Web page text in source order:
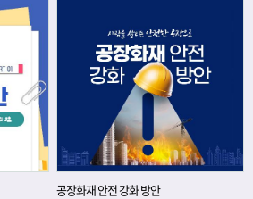
는 전공
속에서
량으
1,800억원 ④ 2,000억원 이벤트 안내 응모
기간: 2026년 3월 4일(수) ~ 3월 9일(월) 경
품: 커피쿠폰 (60명) 참여.......
공장화재 안전 강화 방안